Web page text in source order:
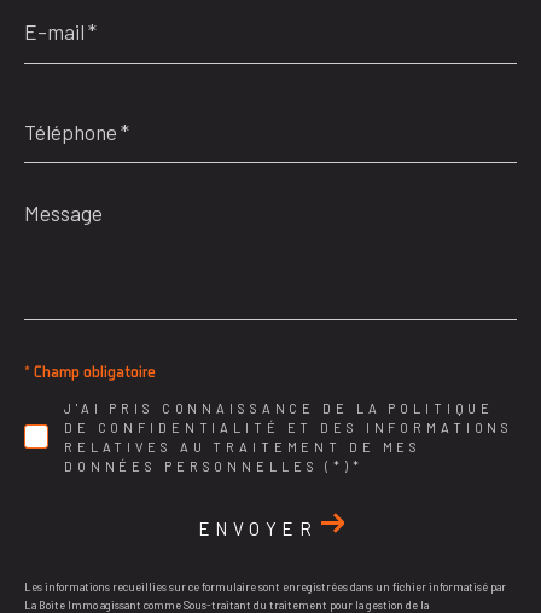
mail
*
*
Message
*
J'AI PRIS CONNAISSANCE DE LA POLITIQUE
DE CONFIDENTIALITÉ ET DES INFORMATIONS
RELATIVES AU TRAITEMENT DE MES
DONNÉES PERSONNELLES (*)*
* Champ obligatoire
ENVOYER
Les informations recueillies sur ce formulaire sont enregistrées dans un fichier informatisé par
La Boite Immo agissant comme Sous-traitant du traitement pour la gestion de la